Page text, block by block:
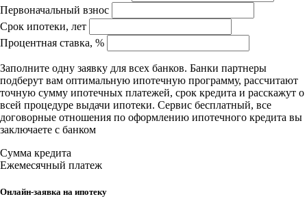
Первоначальный взнос
Срок ипотеки, лет
Процентная ставка, %
Заполните одну заявку для всех банков. Банки партнеры
подберут вам оптимальную ипотечную программу, рассчитают
точную сумму ипотечных платежей, срок кредита и расскажут о
всей процедуре выдачи ипотеки. Сервис бесплатный, все
договорные отношения по оформлению ипотечного кредита вы
заключаете с банком
Сумма кредита
Ежемесячный платеж
Онлайн-заявка на ипотеку